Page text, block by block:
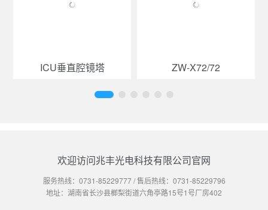
ICU垂直腔镜塔 ZW-X72/72
欢迎访问兆丰光电科技有限公司官网
服务热线： 0731-85229777/ 售后热线： 0731-85229796
地址：湖南省长沙县榔梨街道六角亭路15号1号厂房402